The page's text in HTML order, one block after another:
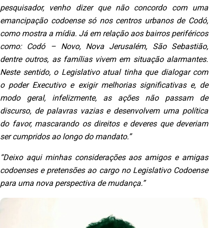
pesquisador, venho dizer que não concordo com uma
emancipação codoense só nos centros urbanos de Codó,
como mostra a mídia. Já em relação aos bairros periféricos
como: Codó – Novo, Nova Jerusalém, São Sebastião,
dentre outros, as famílias vivem em situação alarmantes.
Neste sentido, o Legislativo atual tinha que dialogar com
o poder Executivo e exigir melhorias significativas e, de
modo geral, infelizmente, as ações não passam de
discurso, de palavras vazias e desenvolvem uma política
do favor, mascarando os direitos e deveres que deveriam
ser cumpridos ao longo do mandato.”
“Deixo aqui minhas considerações aos amigos e amigas
codoenses e pretensões ao cargo no Legislativo Codoense
para uma nova perspectiva de mudança.”